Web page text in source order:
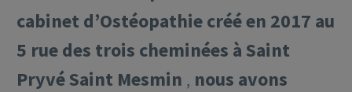
cabinet d’Ostéopathie créé en 2017 au
5 rue des trois cheminées à Saint
Pryvé Saint Mesmin , nous avons